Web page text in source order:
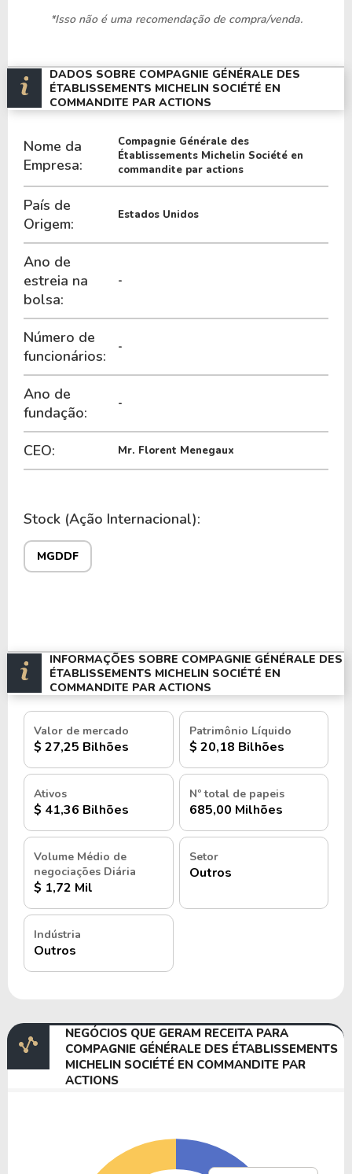
possui um P/L de 7,63, um P/VP de 1,35 e nos
últimos 12 meses o dividend yeld da MGDDF ficou
em 4,12%.
A Empresa é negociada no exterior através do
tickerMGDDF
*Isso não é uma recomendação de compra/venda.
DADOS SOBRE COMPAGNIE GÉNÉRALE DES
ÉTABLISSEMENTS MICHELIN SOCIÉTÉ EN
COMMANDITE PAR ACTIONS
Nome da
Empresa:
Compagnie Générale des
Établissements Michelin Société en
commandite par actions
País de
Origem:
Estados Unidos
Ano de
estreia na
bolsa:
-
Número de
funcionários:
-
Ano de
fundação:
-
CEO: Mr. Florent Menegaux
Stock (Ação Internacional):
MGDDF
INFORMAÇÕES SOBRE COMPAGNIE GÉNÉRALE DES
ÉTABLISSEMENTS MICHELIN SOCIÉTÉ EN
COMMANDITE PAR ACTIONS
Valor de mercado
$ 27,25 Bilhões
Patrimônio Líquido
$ 20,18 Bilhões
Ativos
$ 41,36 Bilhões
Nº total de papeis
685,00 Milhões
Volume Médio de
negociações Diária
$ 1,72 Mil
Setor
Outros
Indústria
Outros
NEGÓCIOS QUE GERAM RECEITA PARA
COMPAGNIE GÉNÉRALE DES ÉTABLISSEMENTS
MICHELIN SOCIÉTÉ EN COMMANDITE PAR
ACTIONS